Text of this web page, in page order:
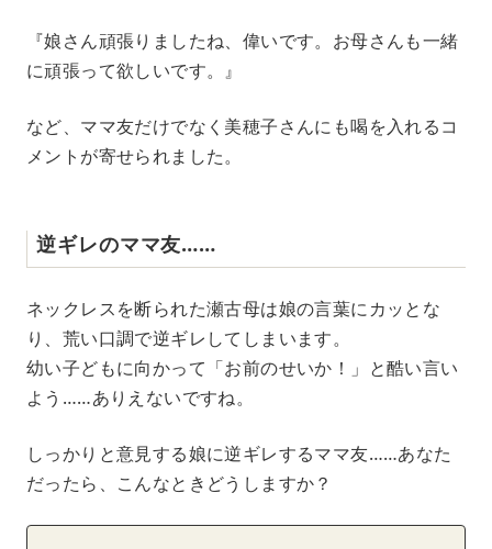
『娘さん頑張りましたね、偉いです。お母さんも一緒
に頑張って欲しいです。』
など、ママ友だけでなく美穂子さんにも喝を入れるコ
メントが寄せられました。
逆ギレのママ友……
ネックレスを断られた瀬古母は娘の言葉にカッとな
り、荒い口調で逆ギレしてしまいます。
幼い子どもに向かって「お前のせいか！」と酷い言い
よう……ありえないですね。
しっかりと意見する娘に逆ギレするママ友……あなた
だったら、こんなときどうしますか？